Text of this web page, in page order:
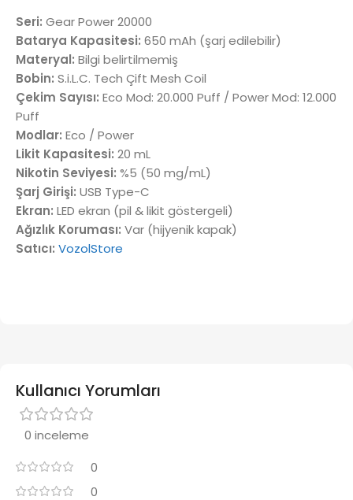
Seri: Gear Power 20000
Batarya Kapasitesi: 650 mAh (şarj edilebilir)
Materyal: Bilgi belirtilmemiş
Bobin: S.i.L.C. Tech Çift Mesh Coil
Çekim Sayısı: Eco Mod: 20.000 Puff / Power Mod: 12.000
Puff
Modlar: Eco / Power
Likit Kapasitesi: 20 mL
Nikotin Seviyesi: %5 (50 mg/mL)
Şarj Girişi: USB Type-C
Ekran: LED ekran (pil & likit göstergeli)
Ağızlık Koruması: Var (hijyenik kapak)
Satıcı: VozolStore
Kullanıcı Yorumları
0 inceleme
0
0